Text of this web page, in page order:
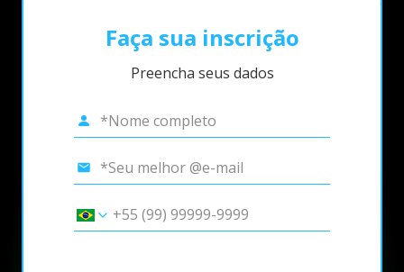
Faça sua inscrição
Preencha seus dados